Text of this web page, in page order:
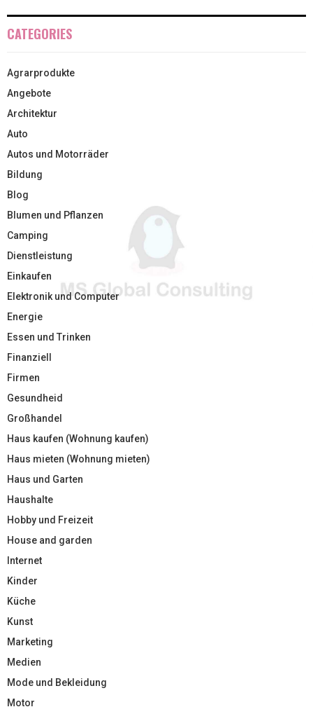
CATEGORIES
Agrarprodukte
Angebote
Architektur
Auto
Autos und Motorräder
Bildung
Blog
Blumen und Pflanzen
Camping
Dienstleistung
Einkaufen
Elektronik und Computer
Energie
Essen und Trinken
Finanziell
Firmen
Gesundheid
Großhandel
Haus kaufen (Wohnung kaufen)
Haus mieten (Wohnung mieten)
Haus und Garten
Haushalte
Hobby und Freizeit
House and garden
Internet
Kinder
Küche
Kunst
Marketing
Medien
Mode und Bekleidung
Motor